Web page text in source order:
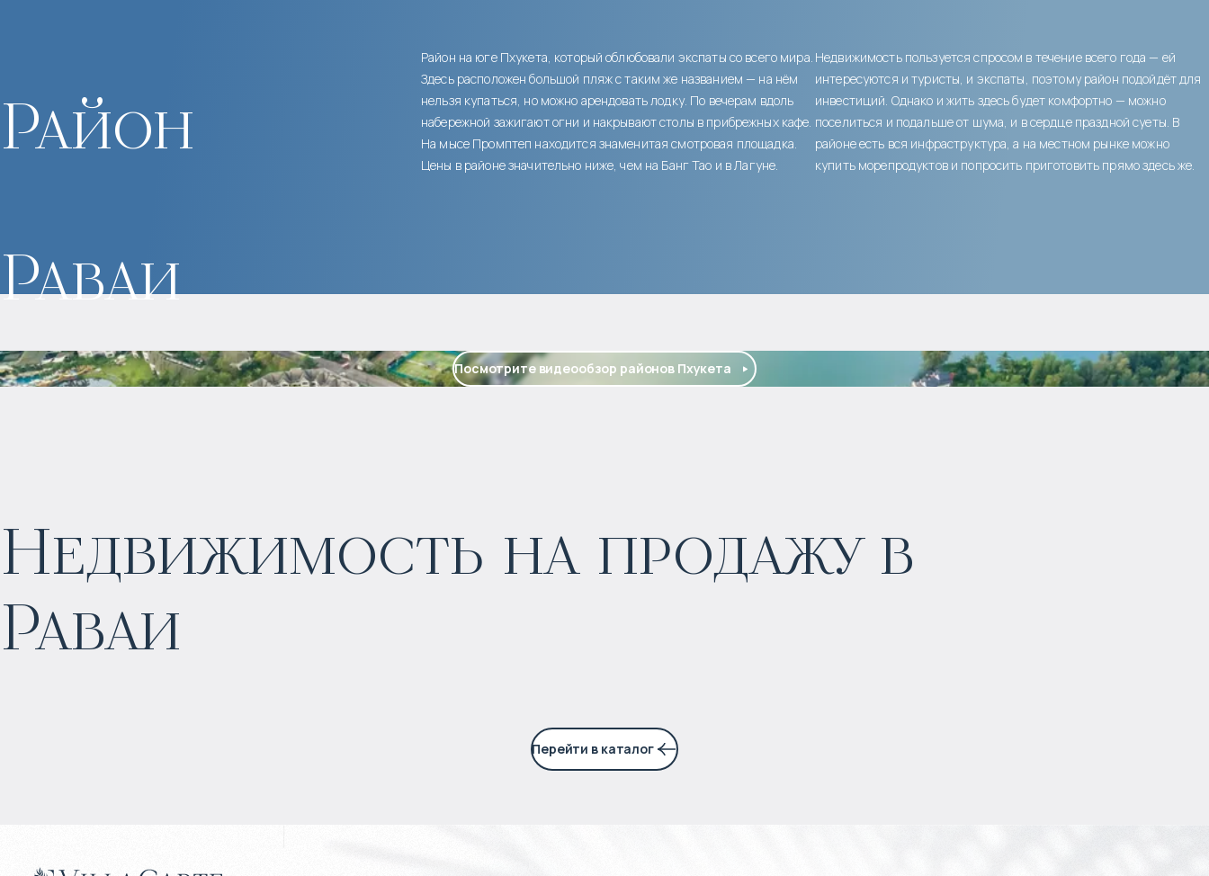
Район
Раваи
Район на юге Пхукета, который облюбовали экспаты со всего мира.
Здесь расположен большой пляж с таким же названием — на нём
нельзя купаться, но можно арендовать лодку. По вечерам вдоль
набережной зажигают огни и накрывают столы в прибрежных кафе.
На мысе Промптеп находится знаменитая смотровая площадка.
Цены в районе значительно ниже, чем на Банг Тао и в Лагуне.
Недвижимость пользуется спросом в течение всего года — ей
интересуются и туристы, и экспаты, поэтому район подойдёт для
инвестиций. Однако и жить здесь будет комфортно — можно
поселиться и подальше от шума, и в сердце праздной суеты. В
районе есть вся инфраструктура, а на местном рынке можно
купить морепродуктов и попросить приготовить прямо здесь же.
Посмотрите видеообзор районов Пхукета
Недвижимость на продажу в
Раваи
$ 199 155
Прогнозируемый доход
6% годовых
$150 801 $ 169 841
Перейти в каталог